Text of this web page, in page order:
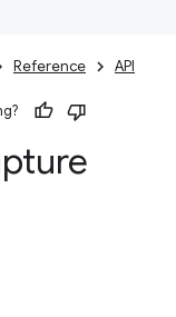
Reference API